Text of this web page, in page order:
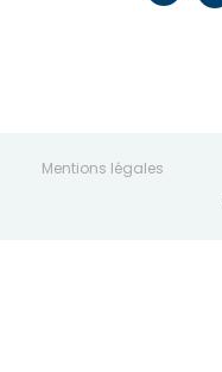
Mentions légales